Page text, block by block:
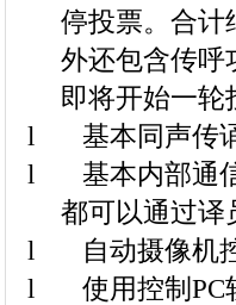
停投票。合计
外还包含传呼
即将开始一轮
l
基本同声传
l
基本内部通
都可以通过译
l
自动摄像机
l
使用控制 PC